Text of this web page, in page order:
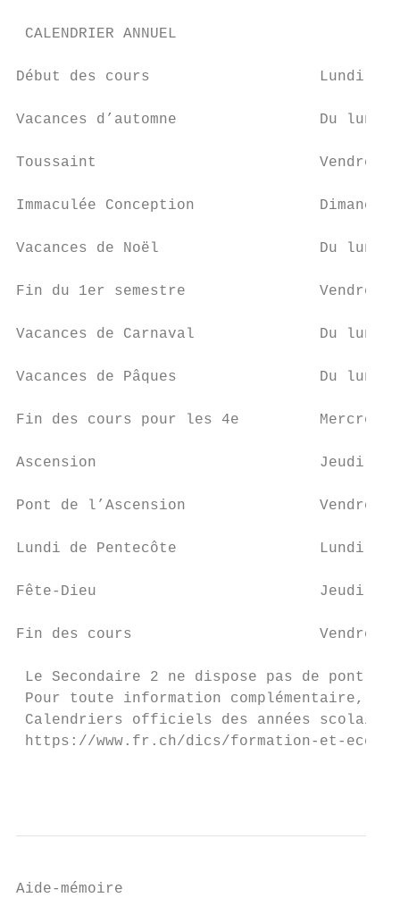
CALENDRIER ANNUEL
Début des cours                   Lundi 26
Vacances d’automne                Du lundi
Toussaint                         Vendredi 1er
Immaculée Conception              Dimanche 8
Vacances de Noël                  Du lundi
Fin du 1er semestre               Vendredi
Vacances de Carnaval              Du lundi
Vacances de Pâques                Du lundi
Fin des cours pour les 4e         Mercredi
Ascension                         Jeudi 21
Pont de l’Ascension               Vendredi
Lundi de Pentecôte                Lundi 1er
Fête-Dieu                         Jeudi 11
Fin des cours                     Vendredi
Le Secondaire 2 ne dispose pas de pont à
Pour toute information complémentaire,
Calendriers officiels des années
https://www.fr.ch/dics/formation-et-
Aide-mémoire